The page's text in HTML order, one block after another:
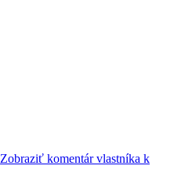
Zobraziť komentár vlastníka k